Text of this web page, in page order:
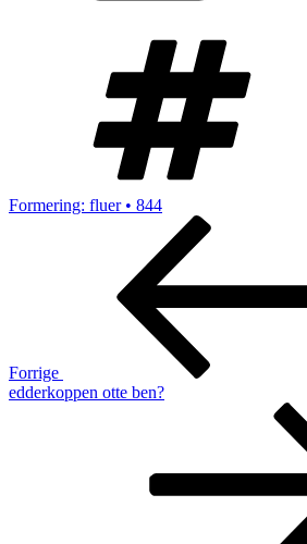
Formering: fluer • 844
Indlægsnavigation
Forrige
edderkoppen otte ben?